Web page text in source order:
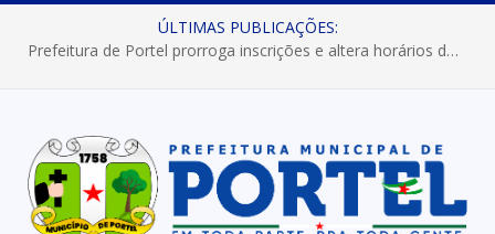
ÚLTIMAS PUBLICAÇÕES:
Prefeitura de Portel prorroga inscrições e altera horários dos concursos “Musa” e “Miss Mix Verão 2026”